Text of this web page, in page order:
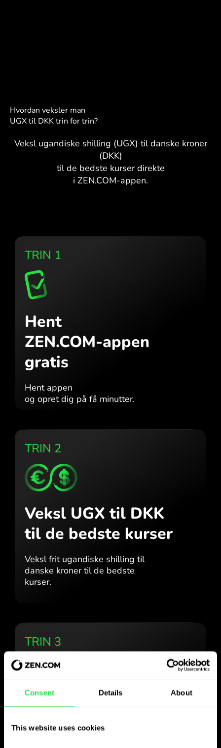
Consent Details About
This website uses cookies
Hvordan veksler man
UGX til DKK trin for trin?
Veksl ugandiske shilling (UGX) til danske kroner
(DKK)
til de bedste kurser direkte
i ZEN.COM-appen.
TRIN 1
Hent
ZEN.COM-appen
gratis
Hent appen
og opret dig på få minutter.
TRIN 2
Veksl UGX til DKK
til de bedste kurser
Veksl frit ugandiske shilling til
danske kroner til de bedste
kurser.
TRIN 3
Brug den valgte
valuta